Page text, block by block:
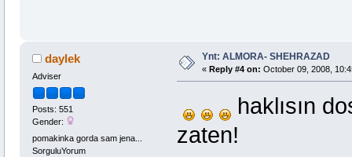
daylek
Adviser
Posts: 551
Gender:
pomakinka gorda sam jena...
SorguluYorum
Ynt: ALMORA- SHEHRAZAD
« Reply #4 on: October 09, 2008,
haklısın
zaten!